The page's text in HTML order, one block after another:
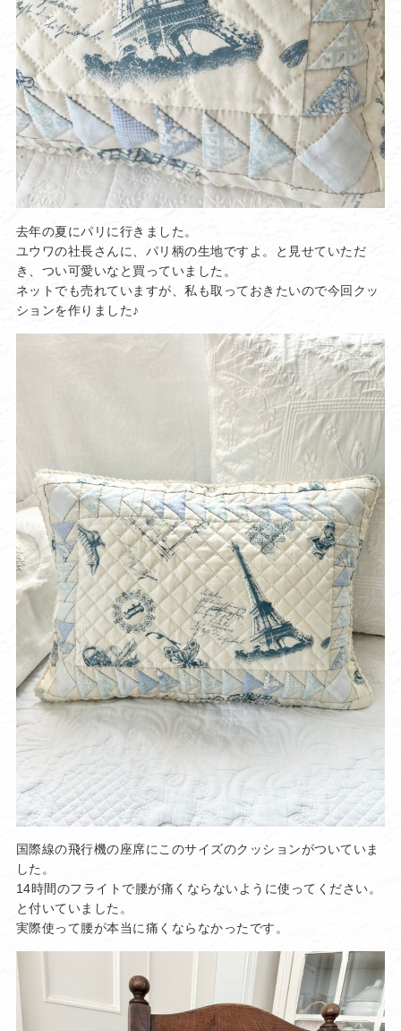
去年の夏にパリに行きました。
ユウワの社長さんに、パリ柄の生地ですよ。と見せていただ
き、つい可愛いなと買っていました。
ネットでも売れていますが、私も取っておきたいので今回クッ
ションを作りました♪
国際線の飛行機の座席にこのサイズのクッションがついていま
した。
14時間のフライトで腰が痛くならないように使ってください。
と付いていました。
実際使って腰が本当に痛くならなかったです。